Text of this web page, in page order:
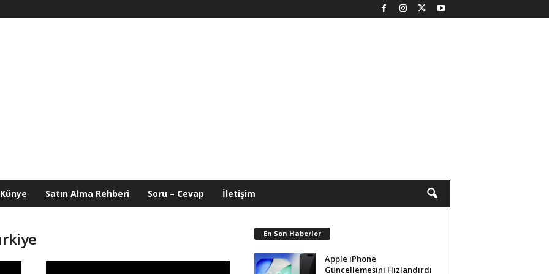
Künye Satın Alma Rehberi Soru – Cevap İletişim
En Son Haberler
Apple iPhone
Güncellemesini Hızlandırdı